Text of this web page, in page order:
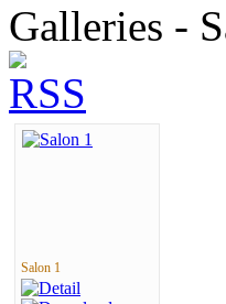
Galleries -
Salon 1